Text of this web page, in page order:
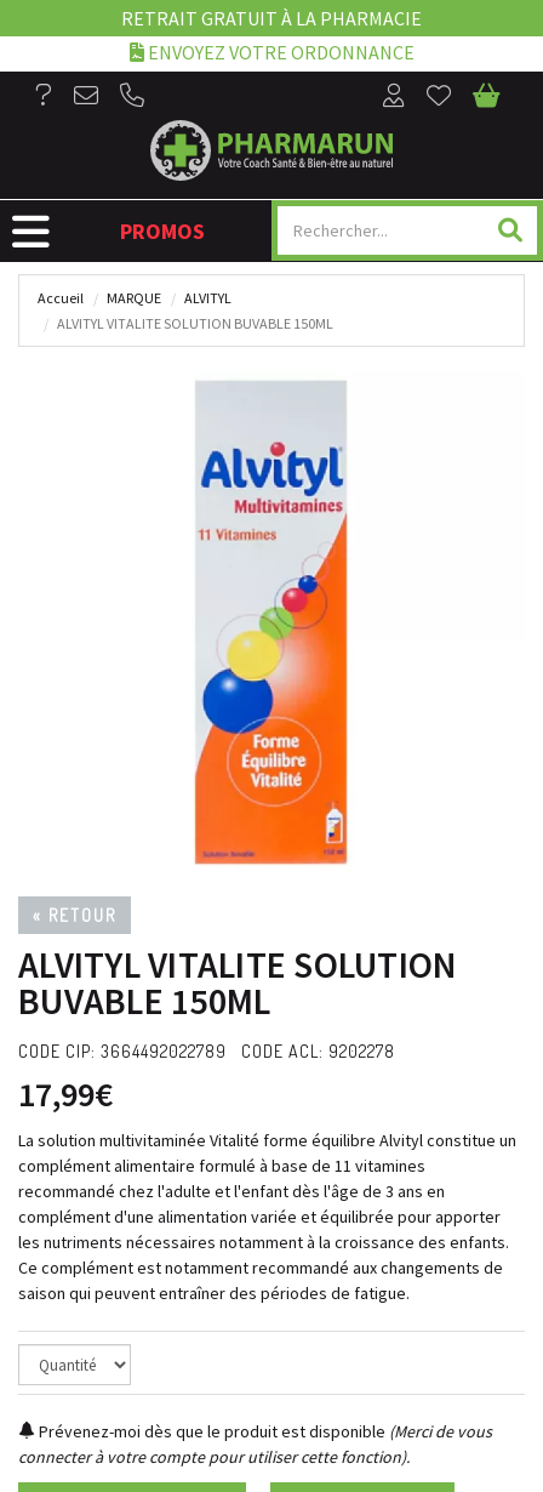
RETRAIT GRATUIT À LA PHARMACIE
ENVOYEZ VOTRE ORDONNANCE
NAVIGATION
PROMOS
Accueil MARQUE
ALVITYL
ALVITYL VITALITE SOLUTION BUVABLE 150ML
« RETOUR
ALVITYL VITALITE SOLUTION
BUVABLE 150ML
CODE CIP: 3664492022789 CODE ACL: 9202278
17,99€
La solution multivitaminée Vitalité forme équilibre Alvityl constitue un
complément alimentaire formulé à base de 11 vitamines
recommandé chez l'adulte et l'enfant dès l'âge de 3 ans en
complément d'une alimentation variée et équilibrée pour apporter
les nutriments nécessaires notamment à la croissance des enfants.
Ce complément est notamment recommandé aux changements de
saison qui peuvent entraîner des périodes de fatigue.
Prévenez-moi dès que le produit est disponible (Merci de vous
connecter à votre compte pour utiliser cette fonction).